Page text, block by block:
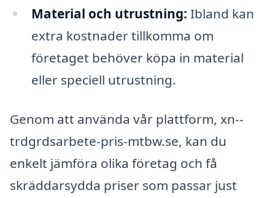
Material och utrustning: Ibland kan
extra kostnader tillkomma om
företaget behöver köpa in material
eller speciell utrustning.
Genom att använda vår plattform, xn--
trdgrdsarbete-pris-mtbw.se, kan du
enkelt jämföra olika företag och få
skräddarsydda priser som passar just